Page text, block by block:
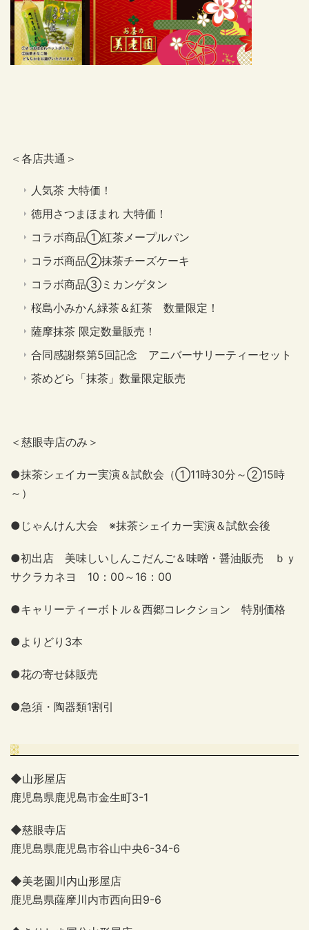
＜各店共通＞
人気茶 大特価！
徳用さつまほまれ 大特価！
コラボ商品①紅茶メープルパン
コラボ商品②抹茶チーズケーキ
コラボ商品③ミカンゲタン
桜島小みかん緑茶＆紅茶 数量限定！
薩摩抹茶 限定数量販売！
合同感謝祭第5回記念 アニバーサリーティーセット
茶めどら「抹茶」数量限定販売
＜慈眼寺店のみ＞
●抹茶シェイカー実演＆試飲会（①11時30分～②15時
～）
●じゃんけん大会 ※抹茶シェイカー実演＆試飲会後
●初出店 美味しいしんこだんご＆味噌・醤油販売 ｂｙ
サクラカネヨ 10：00～16：00
●キャリーティーボトル＆西郷コレクション 特別価格
●よりどり3本
●花の寄せ鉢販売
●急須・陶器類1割引
◆山形屋店
鹿児島県鹿児島市金生町3-1
◆慈眼寺店
鹿児島県鹿児島市谷山中央6-34-6
◆美老園川内山形屋店
鹿児島県薩摩川内市西向田9-6